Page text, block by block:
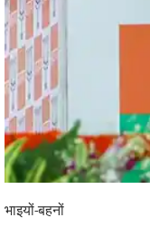
भाइयों-बहनों